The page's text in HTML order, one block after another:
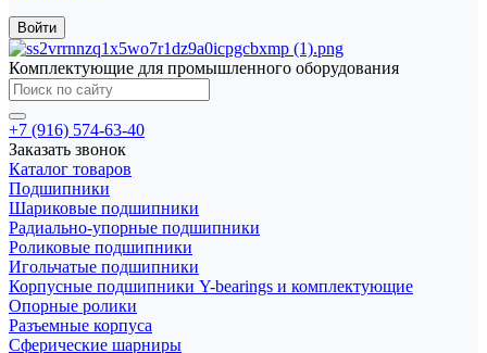
Комплектующие для промышленного оборудования
+7 (916) 574-63-40
Заказать звонок
Каталог товаров
Подшипники
Шариковые подшипники
Радиально-упорные подшипники
Роликовые подшипники
Игольчатые подшипники
Корпусные подшипники Y-bearings и комплектующие
Опорные ролики
Разъемные корпуса
Сферические шарниры